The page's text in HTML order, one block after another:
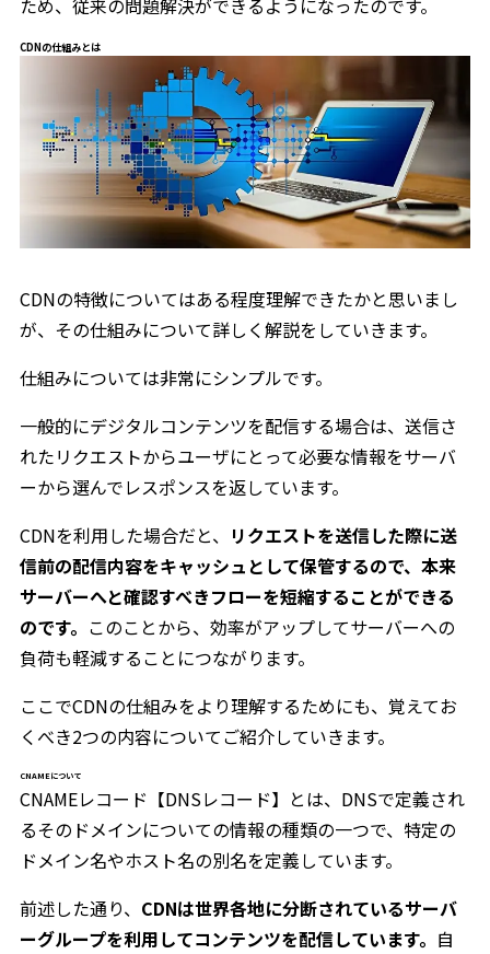
ため、従来の問題解決ができるようになったのです。
CDNの仕組みとは
CDNの特徴についてはある程度理解できたかと思いまし
が、その仕組みについて詳しく解説をしていきます。
仕組みについては非常にシンプルです。
一般的にデジタルコンテンツを配信する場合は、送信さ
れたリクエストからユーザにとって必要な情報をサーバ
ーから選んでレスポンスを返しています。
CDNを利用した場合だと、 リクエストを送信した際に送
信前の配信内容をキャッシュとして保管するので、本来
サーバーへと確認すべきフローを短縮することができる
のです。 このことから、効率がアップしてサーバーへの
負荷も軽減することにつながります。
ここでCDNの仕組みをより理解するためにも、覚えてお
くべき2つの内容についてご紹介していきます。
CNAMEについて
CNAMEレコード【DNSレコード】とは、DNSで定義され
るそのドメインについての情報の種類の一つで、特定の
ドメイン名やホスト名の別名を定義しています。
前述した通り、 CDNは世界各地に分断されているサーバ
ーグループを利用してコンテンツを配信しています。 自